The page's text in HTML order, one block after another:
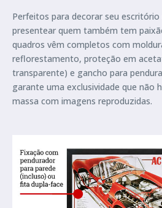
Perfeitos para decorar seu
presentear quem também tem
quadros vêm completos com
reflorestamento, proteção em
transparente) e gancho para
garante uma exclusividade que não
massa com imagens reproduzidas.